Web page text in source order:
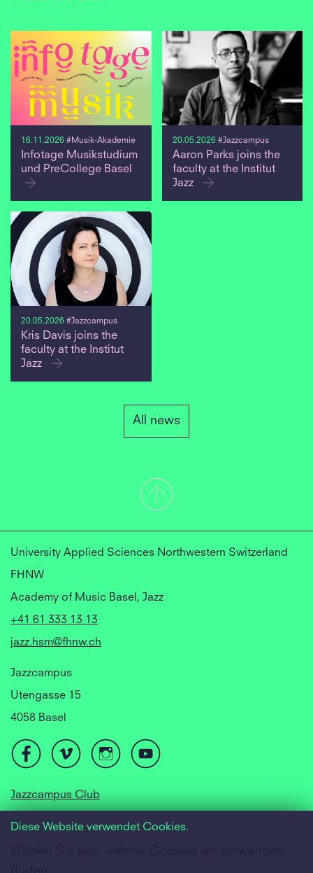
16.11.2026 #Musik-Akademie
Infotage Musikstudium
und PreCollege Basel
20.05.2026 #Jazzcampus
Aaron Parks joins the
faculty at the Institut
Jazz
20.05.2026 #Jazzcampus
Kris Davis joins the
faculty at the Institut
Jazz
All news
University Applied Sciences Northwestern Switzerland
FHNW
Academy of Music Basel, Jazz
+41 61 333 13 13
jazz.hsm@fhnw.ch
Jazzcampus
Utengasse 15
4058 Basel
Jazzcampus Club
Diese Website verwendet Cookies.